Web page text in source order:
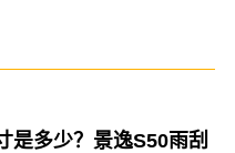
是多少？景逸S50雨刮